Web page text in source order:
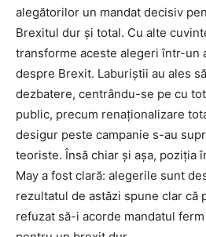
alegătorilor un mandat decisiv
Brexitul dur și total. Cu alte
transforme aceste alegeri într-un
despre Brexit. Laburiștii au ales
dezbatere, centrându-se pe cu
public, precum renaționalizare
desigur peste campanie s-au
teoriste. Însă chiar și așa, poziția
May a fost clară: alegerile sunt
rezultatul de astăzi spune clar că
refuzat să-i acorde mandatul